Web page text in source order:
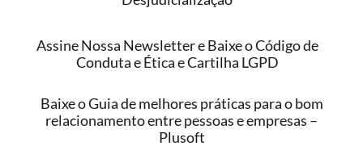
Assine Nossa Newsletter e Baixe o Código de
Conduta e Ética e Cartilha LGPD
Baixe o Guia de melhores práticas para o bom
relacionamento entre pessoas e empresas –
Plusoft